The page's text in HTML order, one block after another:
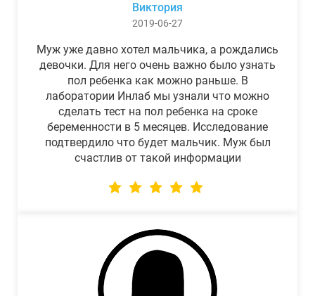
Виктория
2019-06-27
Муж уже давно хотел мальчика, а рождались
девочки. Для него очень важно было узнать
пол ребенка как можно раньше. В
лаборатории Инлаб мы узнали что можно
сделать тест на пол ребенка на сроке
беременности в 5 месяцев. Исследование
подтвердило что будет мальчик. Муж был
счастлив от такой информации